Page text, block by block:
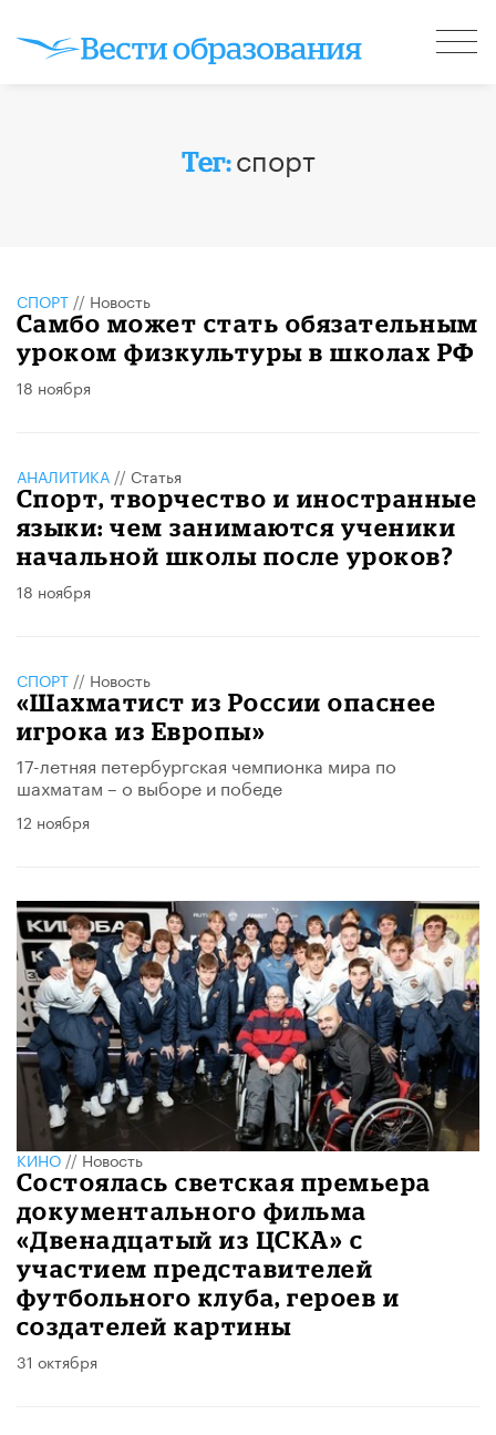
Тег:спорт
СПОРТ // Новость
Самбо может стать обязательным
уроком физкультуры в школах РФ
18 ноября
АНАЛИТИКА // Статья
Спорт, творчество и иностранные
языки: чем занимаются ученики
начальной школы после уроков?
18 ноября
СПОРТ // Новость
«Шахматист из России опаснее
игрока из Европы»
17-летняя петербургская чемпионка мира по
шахматам – о выборе и победе
12 ноября
КИНО//Новость
Состоялась светская премьера
документального фильма
«Двенадцатый из ЦСКА» с
участием представителей
футбольного клуба, героев и
создателей картины
31 октября